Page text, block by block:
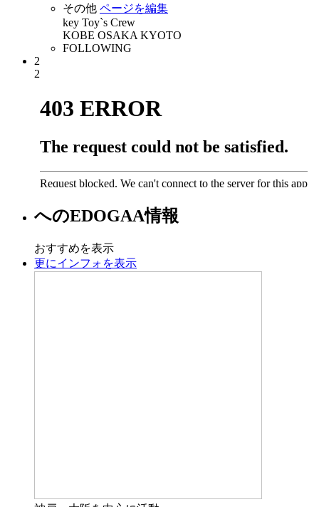
その他 ページを編集
key Toy`s Crew
KOBE OSAKA KYOTO
FOLLOWING
2
2
へのEDOGAA情報
おすすめを表示
更にインフォを表示